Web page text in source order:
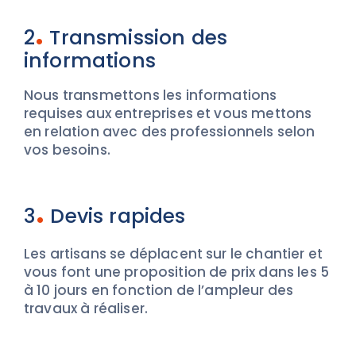
2. Transmission des
informations
Nous transmettons les informations
requises aux entreprises et vous mettons
en relation avec des professionnels selon
vos besoins.
3. Devis rapides
Les artisans se déplacent sur le chantier et
vous font une proposition de prix dans les 5
à 10 jours en fonction de l’ampleur des
travaux à réaliser.